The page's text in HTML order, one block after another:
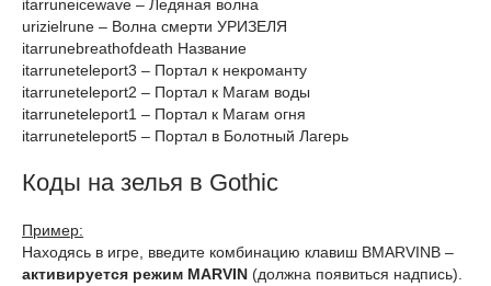
itarruneicewave – Ледяная волна
urizielrune – Волна смерти УРИЗЕЛЯ
itarrunebreathofdeath Название
itarruneteleport3 – Портал к некроманту
itarruneteleport2 – Портал к Магам воды
itarruneteleport1 – Портал к Магам огня
itarruneteleport5 – Портал в Болотный Лагерь
Коды на зелья в Gothic
Пример:
Находясь в игре, введите комбинацию клавиш BMARVINB –
активируется режим MARVIN (должна появиться надпись).